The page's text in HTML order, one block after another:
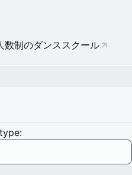
数制のダンススクール